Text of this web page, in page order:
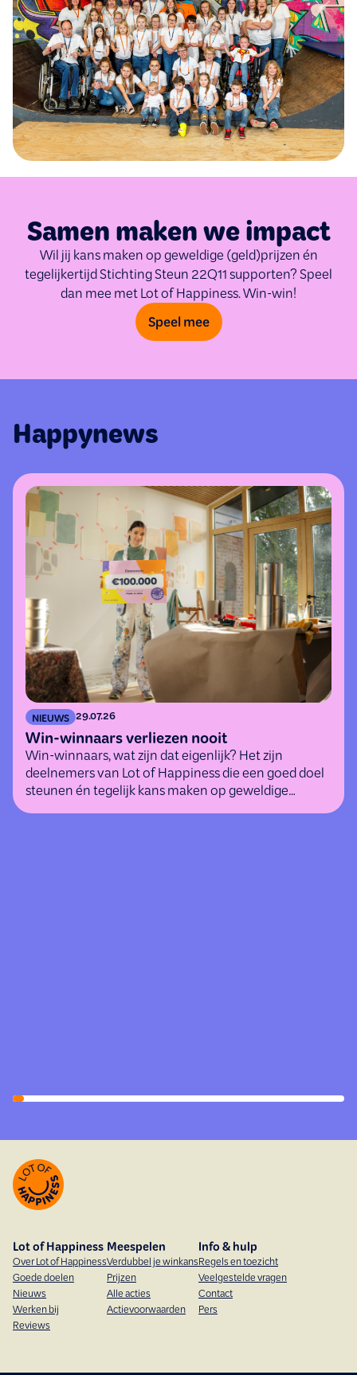
Samen maken we impact
Wil jij kans maken op geweldige (geld)prijzen én
tegelijkertijd Stichting Steun 22Q11 supporten? Speel
dan mee met Lot of Happiness. Win-win!
Speel mee
Happynews
NIEUWS 29.07.26
Win-winnaars verliezen nooit
Win-winnaars, wat zijn dat eigenlijk? Het zijn
deelnemers van Lot of Happiness die een goed doel
steunen én tegelijk kans maken op geweldige
(geld)prijzen.
Lot of Happiness
Over Lot of Happiness
Goede doelen
Nieuws
Werken bij
Reviews
Meespelen
Verdubbel je winkans
Prijzen
Alle acties
Actievoorwaarden
Info & hulp
Regels en toezicht
Veelgestelde vragen
Contact
Pers